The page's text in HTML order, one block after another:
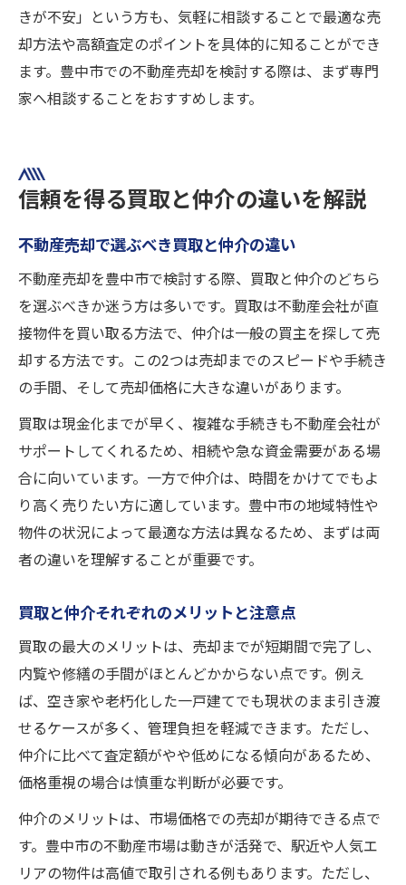
きが不安」という方も、気軽に相談することで最適な売
却方法や高額査定のポイントを具体的に知ることができ
ます。豊中市での不動産売却を検討する際は、まず専門
家へ相談することをおすすめします。
信頼を得る買取と仲介の違いを解説
不動産売却で選ぶべき買取と仲介の違い
不動産売却を豊中市で検討する際、買取と仲介のどちら
を選ぶべきか迷う方は多いです。買取は不動産会社が直
接物件を買い取る方法で、仲介は一般の買主を探して売
却する方法です。この2つは売却までのスピードや手続き
の手間、そして売却価格に大きな違いがあります。
買取は現金化までが早く、複雑な手続きも不動産会社が
サポートしてくれるため、相続や急な資金需要がある場
合に向いています。一方で仲介は、時間をかけてでもよ
り高く売りたい方に適しています。豊中市の地域特性や
物件の状況によって最適な方法は異なるため、まずは両
者の違いを理解することが重要です。
買取と仲介それぞれのメリットと注意点
買取の最大のメリットは、売却までが短期間で完了し、
内覧や修繕の手間がほとんどかからない点です。例え
ば、空き家や老朽化した一戸建てでも現状のまま引き渡
せるケースが多く、管理負担を軽減できます。ただし、
仲介に比べて査定額がやや低めになる傾向があるため、
価格重視の場合は慎重な判断が必要です。
仲介のメリットは、市場価格での売却が期待できる点で
す。豊中市の不動産市場は動きが活発で、駅近や人気エ
リアの物件は高値で取引される例もあります。ただし、